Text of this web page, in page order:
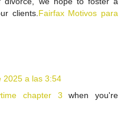
clients.Fairfax Motivos para
2025 a las 3:54
chapter 3 when you're